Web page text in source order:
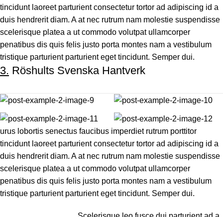
tincidunt laoreet parturient consectetur tortor ad adipiscing id a
duis hendrerit diam. A at nec rutrum nam molestie suspendisse
scelerisque platea a ut commodo volutpat ullamcorper
penatibus dis quis felis justo porta montes nam a vestibulum
tristique parturient parturient eget tincidunt. Semper dui.
3. Röshults Svenska Hantverk
urus lobortis senectus faucibus imperdiet rutrum porttitor
tincidunt laoreet parturient consectetur tortor ad adipiscing id a
duis hendrerit diam. A at nec rutrum nam molestie suspendisse
scelerisque platea a ut commodo volutpat ullamcorper
penatibus dis quis felis justo porta montes nam a vestibulum
tristique parturient parturient eget tincidunt. Semper dui.